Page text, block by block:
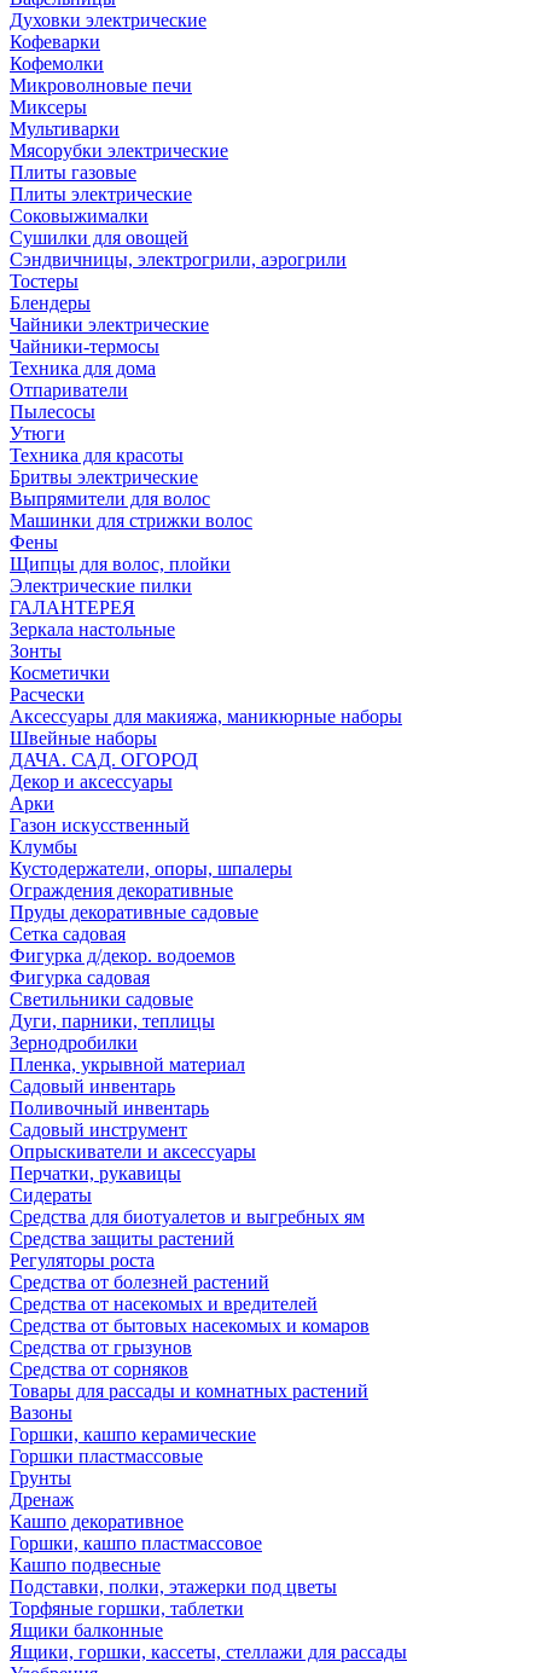
Духовки электрические
Кофеварки
Кофемолки
Микроволновые печи
Миксеры
Мультиварки
Мясорубки электрические
Плиты газовые
Плиты электрические
Соковыжималки
Сушилки для овощей
Сэндвичницы, электрогрили, аэрогрили
Тостеры
Блендеры
Чайники электрические
Чайники-термосы
Техника для дома
Отпариватели
Пылесосы
Утюги
Техника для красоты
Бритвы электрические
Выпрямители для волос
Машинки для стрижки волос
Фены
Щипцы для волос, плойки
Электрические пилки
ГАЛАНТЕРЕЯ
Зеркала настольные
Зонты
Косметички
Расчески
Аксессуары для макияжа, маникюрные наборы
Швейные наборы
ДАЧА. САД. ОГОРОД
Декор и аксессуары
Арки
Газон искусственный
Клумбы
Кустодержатели, опоры, шпалеры
Ограждения декоративные
Пруды декоративные садовые
Сетка садовая
Фигурка д/декор. водоемов
Фигурка садовая
Светильники садовые
Дуги, парники, теплицы
Зернодробилки
Пленка, укрывной материал
Садовый инвентарь
Поливочный инвентарь
Садовый инструмент
Опрыскиватели и аксессуары
Перчатки, рукавицы
Сидераты
Средства для биотуалетов и выгребных ям
Средства защиты растений
Регуляторы роста
Средства от болезней растений
Средства от насекомых и вредителей
Средства от бытовых насекомых и комаров
Средства от грызунов
Средства от сорняков
Товары для рассады и комнатных растений
Вазоны
Горшки, кашпо керамические
Горшки пластмассовые
Грунты
Дренаж
Кашпо декоративное
Горшки, кашпо пластмассовое
Кашпо подвесные
Подставки, полки, этажерки под цветы
Торфяные горшки, таблетки
Ящики балконные
Ящики, горшки, кассеты, стеллажи для рассады